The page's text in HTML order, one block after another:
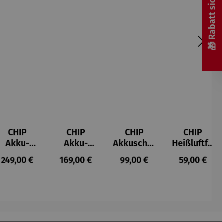
CHIP
Akku-
Staubsau
ger
Regulärer Preis:
249,00 €
CHIP
Akku-
Staubsau
ger DS02
Regulärer Preis:
169,00 €
CHIP
Akkuschra
uber
Regulärer Preis:
99,00 €
CHIP
Heißluftfri
tteuse
Regulärer
59,00 €